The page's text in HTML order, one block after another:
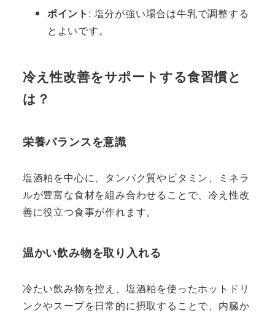
ポイント : 塩分が強い場合は牛乳で調整する
とよいです。
冷え性改善をサポートする食習慣と
は？
栄養バランスを意識
塩酒粕を中心に、タンパク質やビタミン、ミネラ
ルが豊富な食材を組み合わせることで、冷え性改
善に役立つ食事が作れます。
温かい飲み物を取り入れる
冷たい飲み物を控え、塩酒粕を使ったホットドリ
ンクやスープを日常的に摂取することで、内臓か